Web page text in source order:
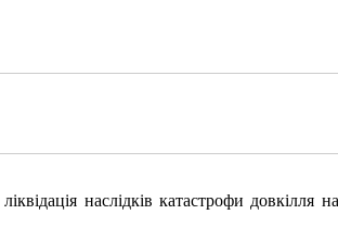
наслідків катастрофи довкілля